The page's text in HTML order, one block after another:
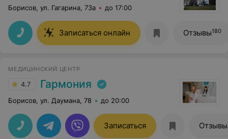
Борисов, ул. Гагарина, 73а до 17:00
Записаться онлайн Отзывы180
МЕДИЦИНСКИЙ ЦЕНТР
4.7 Гармония
Борисов, ул. Даумана, 78 до 20:00
Записаться Отзывы